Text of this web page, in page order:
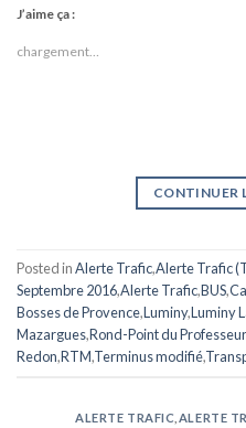
J’aime ça :
chargement…
CONTINUER
Posted inAlerte Trafic,Alerte Trafic
Septembre 2016,Alerte Trafic,BUS,
Bosses de Provence,Luminy,Luminy
Mazargues,Rond-Point du
Redon,RTM,Terminus modifié,
ALERTE TRAFIC ALERTE